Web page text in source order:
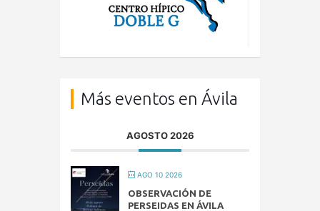
Más eventos en Ávila
AGOSTO 2026
AGO 10 2026
OBSERVACIÓN DE
PERSEIDAS EN ÁVILA